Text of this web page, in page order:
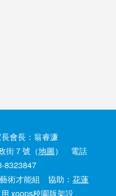
會長：翁睿濂
街７號（地圖） 電話
8323847
術才能組 協助： 花蓮
xoops校園版架設